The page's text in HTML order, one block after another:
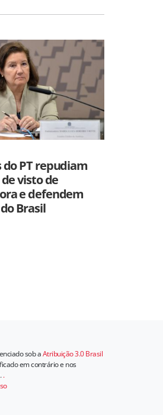
do PT repudiam
visto de
e defendem
Brasil
sob aAtribuição 3.0 Brasil
em contrário e nos
.